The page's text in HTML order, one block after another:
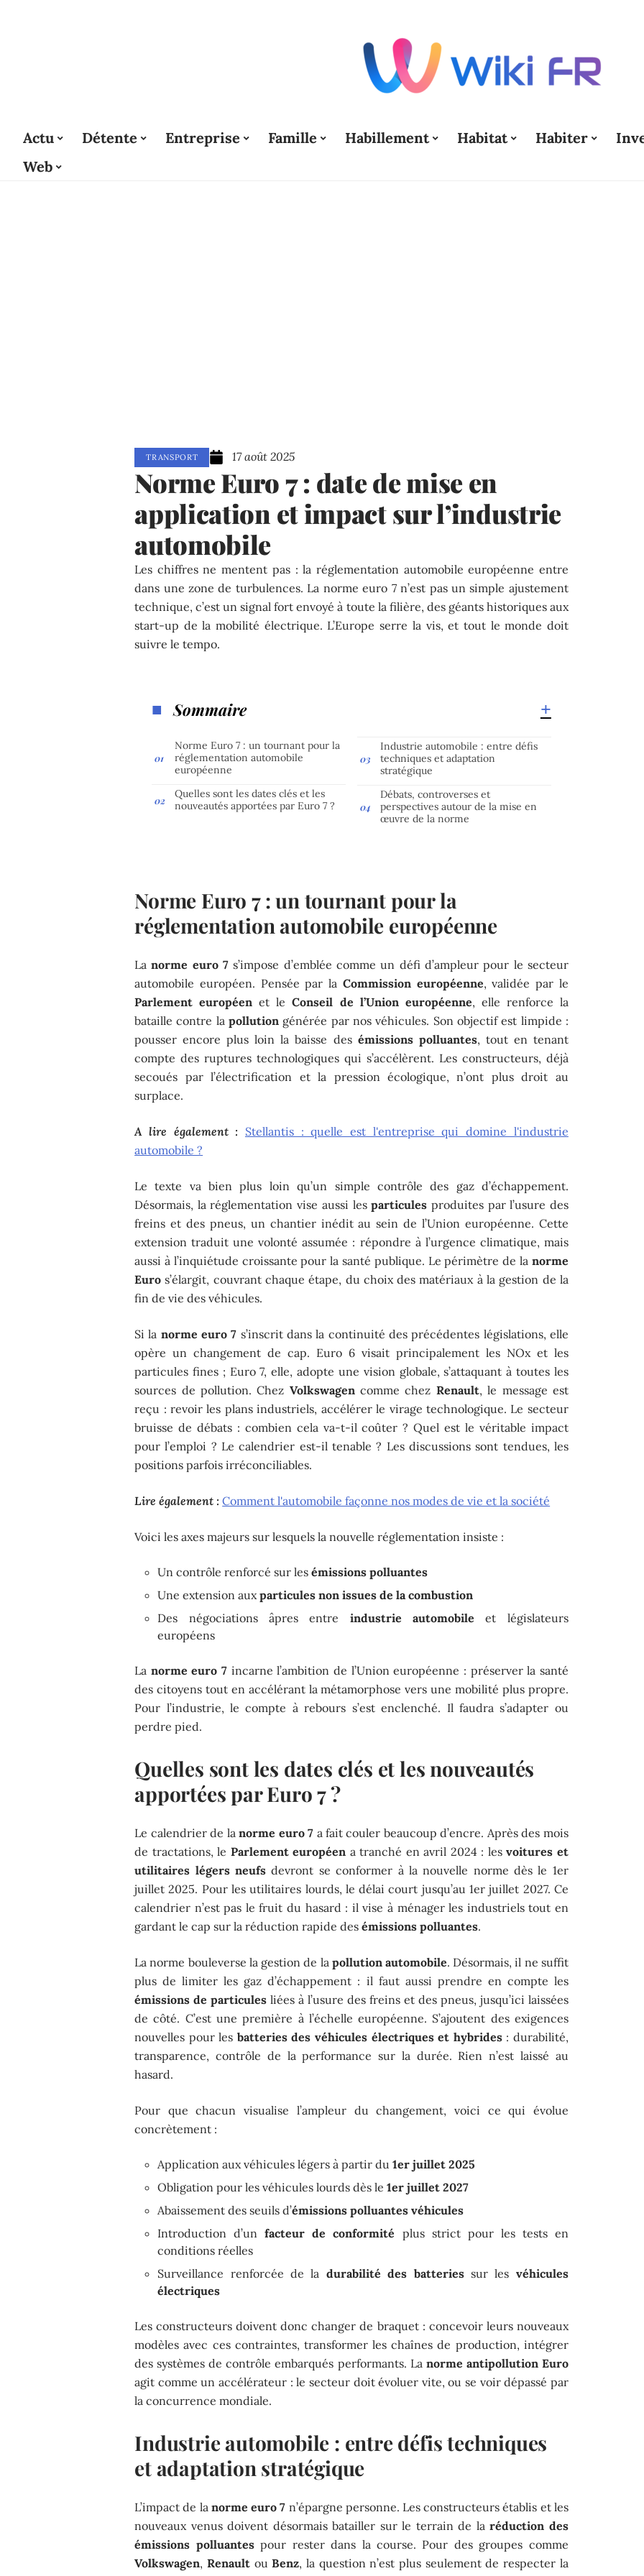
Actu Détente Entreprise Famille Habillement Habitat Habiter
Web
TRANSPORT 17 août 2025
Norme Euro 7 : date de mise en
application et impact sur l’industrie
automobile
Les chiffres ne mentent pas : la réglementation automobile européenne entre
dans une zone de turbulences. La norme euro 7 n’est pas un simple ajustement
technique, c’est un signal fort envoyé à toute la filière, des géants historiques aux
start-up de la mobilité électrique. L’Europe serre la vis, et tout le monde doit
suivre le tempo.
Sommaire
Norme Euro 7 : un tournant pour la
réglementation automobile
européenne
Quelles sont les dates clés et les
nouveautés apportées par Euro 7 ?
Industrie automobile : entre défis
techniques et adaptation
stratégique
Débats, controverses et
perspectives autour de la mise en
œuvre de la norme
Norme Euro 7 : un tournant pour la
réglementation automobile européenne
Lanorme euro 7 s’impose d’emblée comme un défi d’ampleur pour le secteur
automobile européen. Pensée par la Commission européenne, validée par le
Parlement européen et leConseil de l’Union européenne, elle renforce la
bataille contre lapollution générée par nos véhicules. Son objectif est limpide :
pousser encore plus loin la baisse des émissions polluantes, tout en tenant
compte des ruptures technologiques qui s’accélèrent. Les constructeurs, déjà
secoués par l’électrification et la pression écologique, n’ont plus droit au
surplace.
A lire également : Stellantis : quelle est l'entreprise qui domine l'industrie
automobile ?
Le texte va bien plus loin qu’un simple contrôle des gaz d’échappement.
Désormais, la réglementation vise aussi lesparticules produites par l’usure des
freins et des pneus, un chantier inédit au sein de l’Union européenne. Cette
extension traduit une volonté assumée : répondre à l’urgence climatique, mais
aussi à l’inquiétude croissante pour la santé publique. Le périmètre de la norme
Euro s’élargit, couvrant chaque étape, du choix des matériaux à la gestion de la
fin de vie des véhicules.
Si la norme euro 7 s’inscrit dans la continuité des précédentes législations, elle
opère un changement de cap. Euro 6 visait principalement les NOx et les
particules fines ; Euro 7, elle, adopte une vision globale, s’attaquant à toutes les
sources de pollution. Chez Volkswagencomme chez Renault, le message est
reçu : revoir les plans industriels, accélérer le virage technologique. Le secteur
bruisse de débats : combien cela va-t-il coûter ? Quel est le véritable impact
pour l’emploi ? Le calendrier est-il tenable ? Les discussions sont tendues, les
positions parfois irréconciliables.
Lire également : Comment l'automobile façonne nos modes de vie et la société
Voici les axes majeurs sur lesquels la nouvelle réglementation insiste :
Un contrôle renforcé sur lesémissions polluantes
Une extension auxparticules non issues de la combustion
Des négociations âpres entre industrie automobile et législateurs
européens
La norme euro 7 incarne l’ambition de l’Union européenne : préserver la santé
des citoyens tout en accélérant la métamorphose vers une mobilité plus propre.
Pour l’industrie, le compte à rebours s’est enclenché. Il faudra s’adapter ou
perdre pied.
Quelles sont les dates clés et les nouveautés
apportées par Euro 7 ?
Le calendrier de lanorme euro 7 a fait couler beaucoup d’encre. Après des mois
de tractations, le Parlement européen a tranché en avril 2024 : lesvoitures et
utilitaires légers neufsdevront se conformer à la nouvelle norme dès le 1er
juillet 2025. Pour les utilitaires lourds, le délai court jusqu’au 1er juillet 2027. Ce
calendrier n’est pas le fruit du hasard : il vise à ménager les industriels tout en
gardant le cap sur la réduction rapide desémissions polluantes.
La norme bouleverse la gestion de la pollution automobile. Désormais, il ne suffit
plus de limiter les gaz d’échappement : il faut aussi prendre en compte les
émissions de particules liées à l’usure des freins et des pneus, jusqu’ici laissées
de côté. C’est une première à l’échelle européenne. S’ajoutent des exigences
nouvelles pour les batteries des véhicules électriques et hybrides: durabilité,
transparence, contrôle de la performance sur la durée. Rien n’est laissé au
hasard.
Pour que chacun visualise l’ampleur du changement, voici ce qui évolue
concrètement :
Application aux véhicules légers à partir du1er juillet 2025
Obligation pour les véhicules lourds dès le1er juillet 2027
Abaissement des seuils d’émissions polluantes véhicules
Introduction d’unfacteur de conformité plus strict pour les tests en
conditions réelles
Surveillance renforcée de la durabilité des batteriessur les véhicules
électriques
Les constructeurs doivent donc changer de braquet : concevoir leurs nouveaux
modèles avec ces contraintes, transformer les chaînes de production, intégrer
des systèmes de contrôle embarqués performants. La norme antipollution Euro
agit comme un accélérateur : le secteur doit évoluer vite, ou se voir dépassé par
la concurrence mondiale.
Industrie automobile : entre défis techniques
et adaptation stratégique
L’impact de la norme euro 7 n’épargne personne. Les constructeurs établis et les
nouveaux venus doivent désormais batailler sur le terrain de laréduction des
émissions polluantespour rester dans la course. Pour des groupes comme
Volkswagen, RenaultouBenz, la question n’est plus seulement de respecter la